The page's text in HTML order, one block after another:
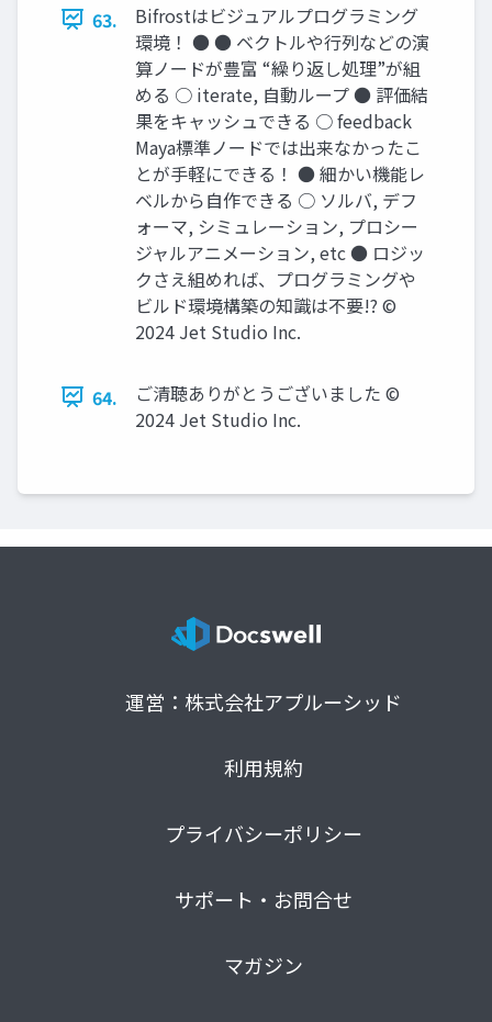
63.
Bifrostはビジュアルプログラミング
環境！ ● ● ベクトルや行列などの演
算ノードが豊富 “繰り返し処理”が組
める ○ iterate, 自動ループ ● 評価結
果をキャッシュできる ○ feedback
Maya標準ノードでは出来なかったこ
とが手軽にできる！ ● 細かい機能レ
ベルから自作できる ○ ソルバ, デフ
ォーマ, シミュレーション, プロシー
ジャルアニメーション, etc ● ロジッ
クさえ組めれば、プログラミングや
ビルド環境構築の知識は不要!? ©
2024 Jet Studio Inc.
64.
ご清聴ありがとうございました ©
2024 Jet Studio Inc.
運営：株式会社アプルーシッド
利用規約
プライバシーポリシー
サポート・お問合せ
マガジン